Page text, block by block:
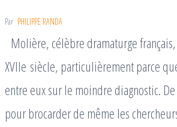
Par PHILIPPE RANDA
Molière, célèbre dramaturge
XVIIe siècle, particulièrement parce
entre eux sur le moindre diagnostic.
pour brocarder de même les